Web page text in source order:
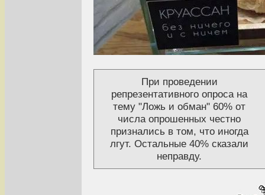
При проведении
репрезентативного опроса на
тему "Ложь и обман" 60% от
числа опрошенных честно
признались в том, что иногда
лгут. Остальные 40% сказали
неправду.